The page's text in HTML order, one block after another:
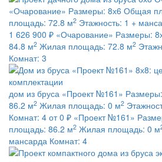
«Очарование» Размеры: 8х6 Общая
площадь: 72.8 м2 Этажность: 1 +
1 626 900 ₽ «Очарование» Размеры:
84.8 м2 Жилая площадь: 72.8 м2
Комнат: 3
дом из бруса «Проект №161» Размеры:
86.2 м2 Жилая площадь: 0 м2
Комнат: 4 от 0 ₽ «Проект №161»
площадь: 86.2 м2 Жилая площадь: 0 м
мансарда Комнат: 4